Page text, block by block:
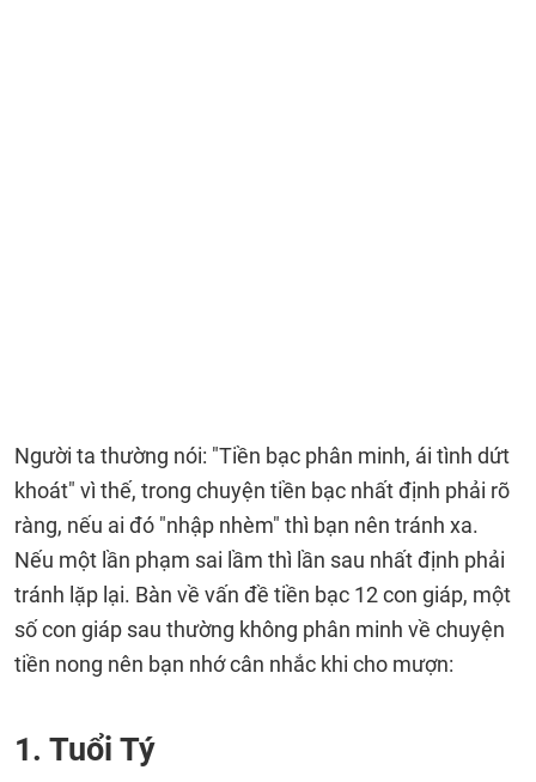
Người ta thường nói: "Tiền bạc phân minh, ái tình dứt
khoát" vì thế, trong chuyện tiền bạc nhất định phải rõ
ràng, nếu ai đó "nhập nhèm" thì bạn nên tránh xa.
Nếu một lần phạm sai lầm thì lần sau nhất định phải
tránh lặp lại. Bàn về vấn đề tiền bạc 12 con giáp, một
số con giáp sau thường không phân minh về chuyện
tiền nong nên bạn nhớ cân nhắc khi cho mượn:
1. Tuổi Tý